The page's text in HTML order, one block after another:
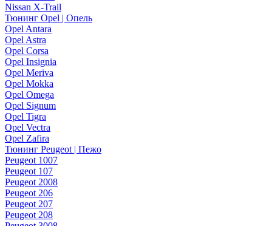
Nissan X-Trail
Тюнинг Opel | Опель
Opel Antara
Opel Astra
Opel Corsa
Opel Insignia
Opel Meriva
Opel Mokka
Opel Omega
Opel Signum
Opel Tigra
Opel Vectra
Opel Zafira
Тюнинг Peugeot | Пежо
Peugeot 1007
Peugeot 107
Peugeot 2008
Peugeot 206
Peugeot 207
Peugeot 208